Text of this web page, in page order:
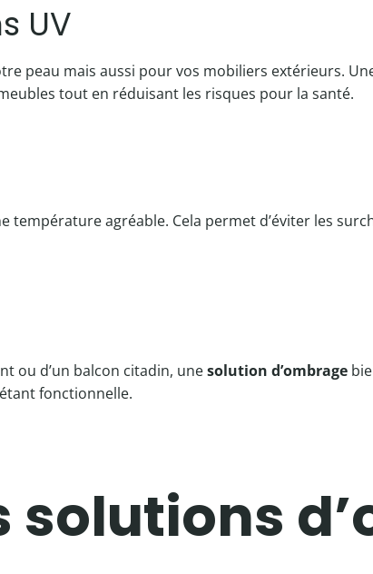
UV
peau mais aussi pour vos mobiliers extérieurs.
tout en réduisant les risques pour la santé.
température agréable. Cela permet d’éviter les
ou d’un balcon citadin, unesolution d’ombrage
fonctionnelle.
solutions